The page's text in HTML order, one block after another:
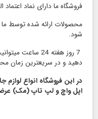
فروشگاه ما دارای نماد اعتماد
محصولات ارائه شده توسط
شود.
7 روز هفته 24
دهید و در سریعترین زمان
در این فروشگاه انواع
اپل واچ و لپ تاپ (مک)